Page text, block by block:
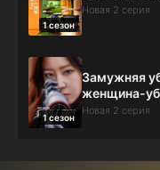
1 сезон
Новая 2 серия
1 сезон
Замужняя
женщина-
Новая 2 серия